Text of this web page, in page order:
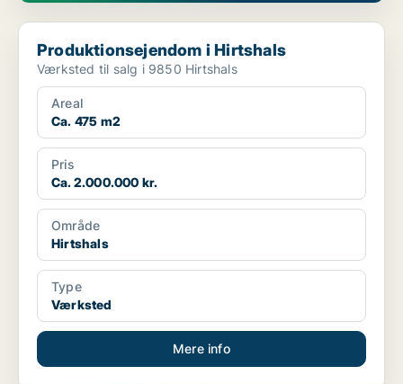
Produktionsejendom i Hirtshals
Produktionsejendom i Hirtshals
Værksted til salg i 9850 Hirtshals
Areal
Ca. 475 m2
Pris
Ca. 2.000.000 kr.
Område
Hirtshals
Type
Værksted
Mere info